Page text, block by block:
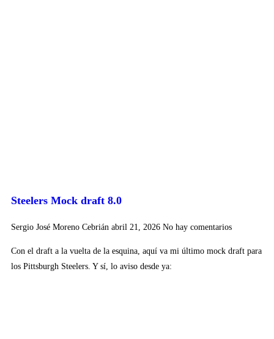
Steelers Mock draft 8.0
Sergio José Moreno Cebrián abril 21, 2026 No hay comentarios
Con el draft a la vuelta de la esquina, aquí va mi último mock draft para
los Pittsburgh Steelers. Y sí, lo aviso desde ya: